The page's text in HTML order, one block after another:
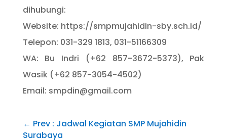
dihubungi:
Website: https://smpmujahidin-sby.sch.id/
Telepon: 031-329 1813, 031-51166309
WA: Bu Indri (+62 857-3672-5373), Pak
Wasik (+62 857-3054-4502)
Email: smpdin@gmail.com
← Prev : Jadwal Kegiatan SMP Mujahidin
Surabaya